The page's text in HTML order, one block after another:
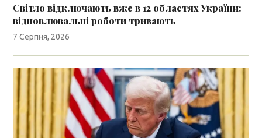
Світло відключають вже в 12 областях України:
відновлювальні роботи тривають
7 Серпня, 2026